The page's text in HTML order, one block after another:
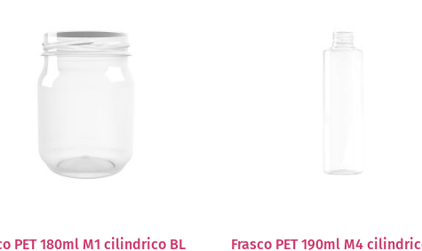
PET 180ml M1 cilindrico BL
Frasco PET 190ml M4